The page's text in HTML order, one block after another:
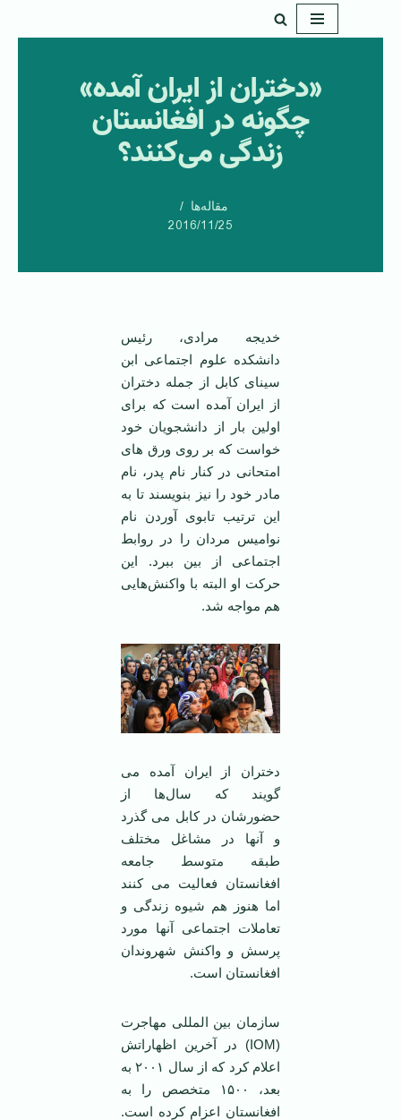
«دختران از ایران آمده»
چگونه در افغانستان
زندگی می‌کنند؟
مقاله‌ها
2016/11/25
خدیجه مرادی، رئیس
دانشکده علوم اجتماعی ابن
سینای کابل از جمله دختران
از ایران آمده است که برای
اولین بار از دانشجویان خود
خواست که بر روی ورق های
امتحانی در کنار نام پدر، نام
مادر خود را نیز بنویسند تا به
این ترتیب تابوی آوردن نام
نوامیس مردان را در روابط
اجتماعی از بین ببرد. این
حرکت او البته با واکنش‌هایی
هم مواجه شد.
دختران از ایران آمده می
گویند که سال‌ها از
حضورشان در کابل می گذرد
و آنها در مشاغل مختلف
طبقه متوسط جامعه
افغانستان فعالیت می کنند
اما هنوز هم شیوه زندگی و
تعاملات اجتماعی آنها مورد
پرسش و واکنش شهروندان
افغانستان است.
سازمان بین المللی مهاجرت
(IOM) در آخرین اظهاراتش
اعلام کرد که از سال ۲۰۰۱ به
بعد، ۱۵۰۰ متخصص را به
افغانستان اعزام کرده است.